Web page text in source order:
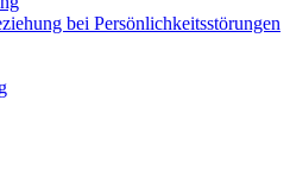
bei Persönlichkeitsstörungen